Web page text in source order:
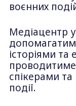
воєнних
Медіацентр
історіями та
проводитиме
спікерами
події.